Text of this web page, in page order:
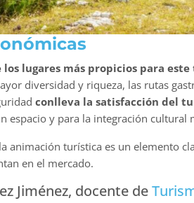
los lugares más propicios para
diversidad y riqueza, las rutas
conlleva la satisfacción del
espacio y para la integración cultural
animación turística es un elemento
en el mercado.
Jiménez, docente de